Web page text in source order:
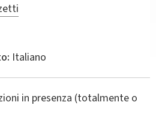
Italiano
in presenza (totalmente o